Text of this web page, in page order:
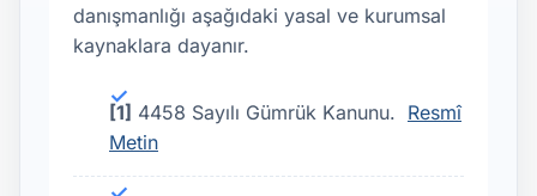
danışmanlığı aşağıdaki yasal ve kurumsal
kaynaklara dayanır.
[1] 4458 Sayılı Gümrük Kanunu. Resmî
Metin